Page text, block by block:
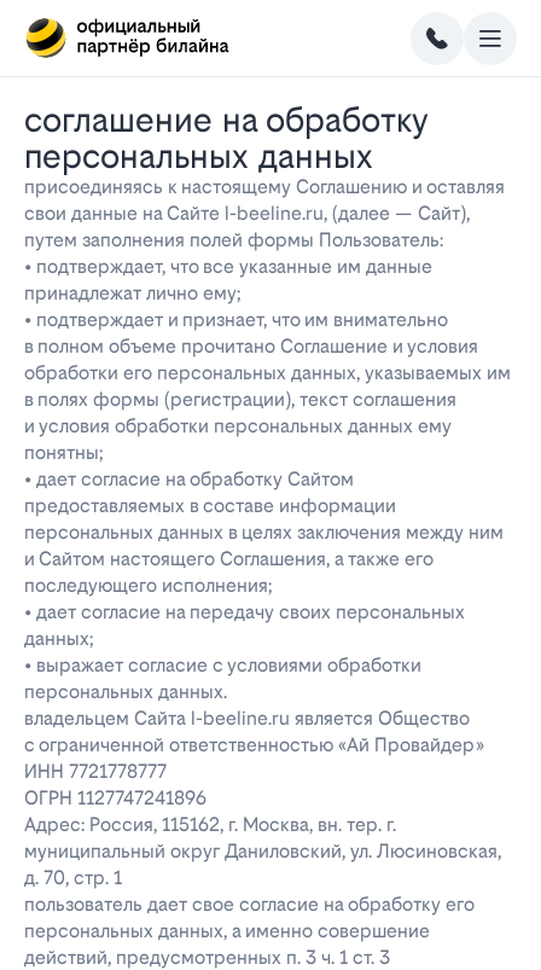
соглашение на обработку
персональных данных
присоединяясь к настоящему Соглашению и оставляя
свои данные на Сайте l-beeline.ru, (далее — Сайт),
путем заполнения полей формы Пользователь:
• подтверждает, что все указанные им данные
принадлежат лично ему;
• подтверждает и признает, что им внимательно
в полном объеме прочитано Соглашение и условия
обработки его персональных данных, указываемых им
в полях формы (регистрации), текст соглашения
и условия обработки персональных данных ему
понятны;
• дает согласие на обработку Сайтом
предоставляемых в составе информации
персональных данных в целях заключения между ним
и Сайтом настоящего Соглашения, а также его
последующего исполнения;
• дает согласие на передачу своих персональных
данных;
• выражает согласие с условиями обработки
персональных данных.
владельцем Сайта l-beeline.ru является Общество
с ограниченной ответственностью «Ай Провайдер»
ИНН 7721778777
ОГРН 1127747241896
Адрес: Россия, 115162, г. Москва, вн. тер. г.
муниципальный округ Даниловский, ул. Люсиновская,
д. 70, стр. 1
пользователь дает свое согласие на обработку его
персональных данных, а именно совершение
действий, предусмотренных п. 3 ч. 1 ст. 3